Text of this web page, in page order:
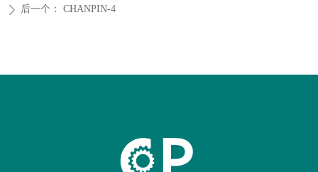
ꄲ 后一个： CHANPIN-4